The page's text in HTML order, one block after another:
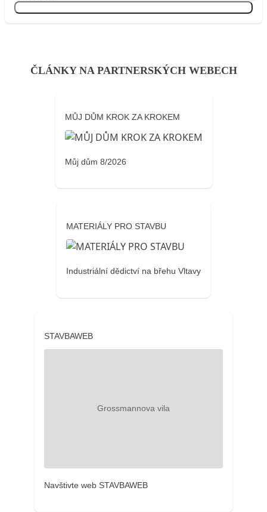
ČLÁNKY NA PARTNERSKÝCH WEBECH
MŮJ DŮM KROK ZA KROKEM
Můj dům 8/2026
MATERIÁLY PRO STAVBU
Industriální dědictví na břehu Vltavy
STAVBAWEB
Navštivte web STAVBAWEB